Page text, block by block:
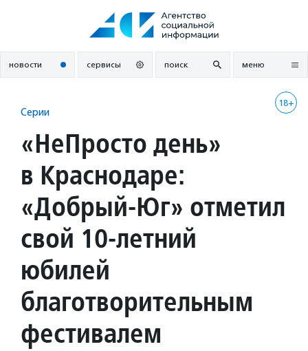
новости сервисы поиск меню
18+
Серии
«НеПросто день»
в Краснодаре:
«Добрый-Юг» отметил
свой 10-летний
юбилей
благотворительным
фестивалем